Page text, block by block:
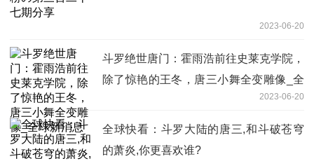
2023-06-20
斗罗绝世唐门：霍雨浩前往史莱克学院，
除了惊艳的王冬，唐三小舞全变雕像_全
2023-06-20
全球快看：斗罗大陆的唐三,和斗破苍穹
的萧炎,你更喜欢谁?